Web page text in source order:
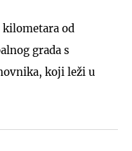
kilometara od
grada s
koji leži u